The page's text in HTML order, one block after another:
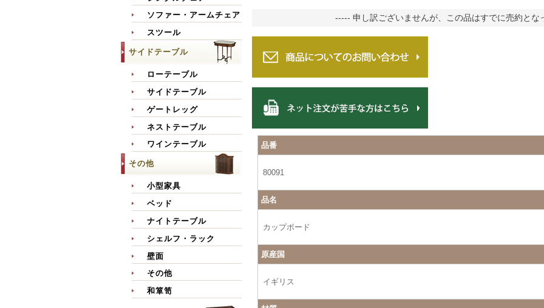
ソファー・アームチェア
スツール
サイドテーブル
ローテーブル
サイドテーブル
ゲートレッグ
ネストテーブル
ワインテーブル
その他
小型家具
ベッド
ナイトテーブル
シェルフ・ラック
壁面
その他
和箪笥
----- 申し訳ございませんが、この品はすでに売約とな
品番
80091
品名
カップボード
原産国
イギリス